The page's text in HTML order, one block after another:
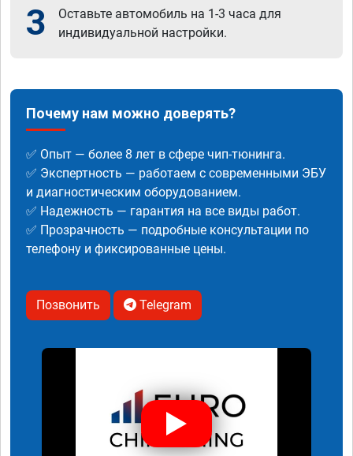
3
Оставьте автомобиль на 1-3 часа для
индивидуальной настройки.
Почему нам можно доверять?
✅ Опыт — более 8 лет в сфере чип-тюнинга.
✅ Экспертность — работаем с современными ЭБУ
и диагностическим оборудованием.
✅ Надежность — гарантия на все виды работ.
✅ Прозрачность — подробные консультации по
телефону и фиксированные цены.
Позвонить Telegram